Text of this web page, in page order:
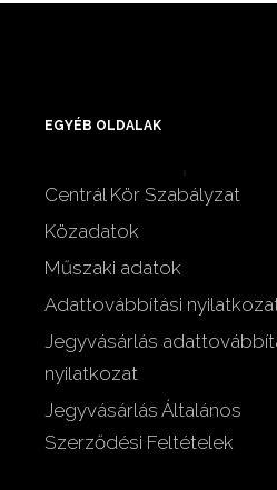
EGYÉB OLDALAK
Centrál Kör Szabályzat
Közadatok
Műszaki adatok
Adattovábbítási
Jegyvásárlás
nyilatkozat
Jegyvásárlás Általános
Szerződési Feltételek